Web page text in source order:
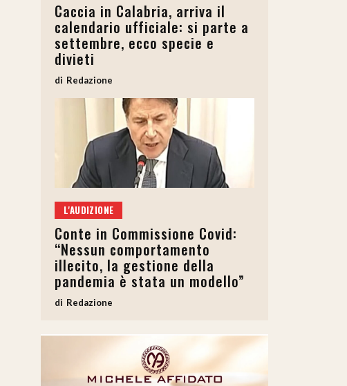
Caccia in Calabria, arriva il
calendario ufficiale: si parte a
settembre, ecco specie e
divieti
Redazione
L'AUDIZIONE
Conte in Commissione Covid:
“Nessun comportamento
illecito, la gestione della
pandemia è stata un modello”
Redazione